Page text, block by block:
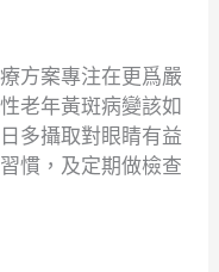
方案專注在更爲嚴
老年黃斑病變該如
多攝取對眼睛有益
慣，及定期做檢查